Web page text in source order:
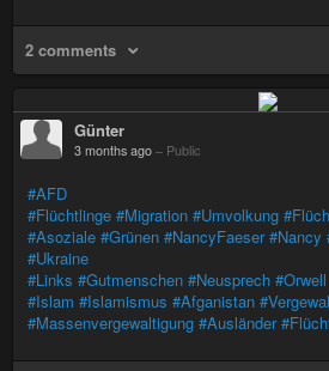
2 comments
Günter
3 months ago – Public
#AFD
#Flüchtlinge #Migration #Umvolkung
#Asoziale #Grünen #NancyFaeser #Nancy
#Ukraine
#Links #Gutmenschen #Neusprech #Orwell
#Islam #Islamismus #Afganistan
#Massenvergewaltigung #Ausländer